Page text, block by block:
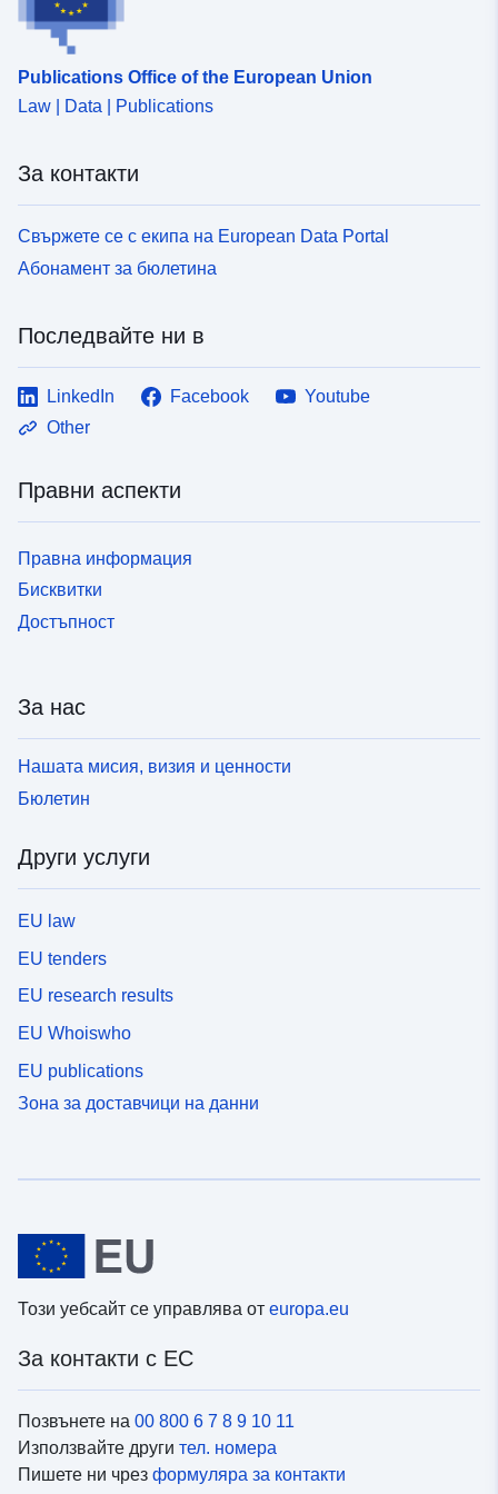
uriRef:
Publications Office of the European Union
Law | Data | Publications
За контакти
Свържете се с екипа на European Data Portal
Абонамент за бюлетина
Последвайте ни в
LinkedIn Facebook
Youtube
Other
Правни аспекти
Правна информация
Бисквитки
Достъпност
За нас
Нашата мисия, визия и ценности
Бюлетин
Други услуги
EU law
EU tenders
EU research results
EU Whoiswho
EU publications
Зона за доставчици на данни
Този уебсайт се управлява от europa.eu
За контакти с ЕС
Позвънете на 00 800 6 7 8 9 10 11
Използвайте други тел. номера
Пишете ни чрез формуляра за контакти